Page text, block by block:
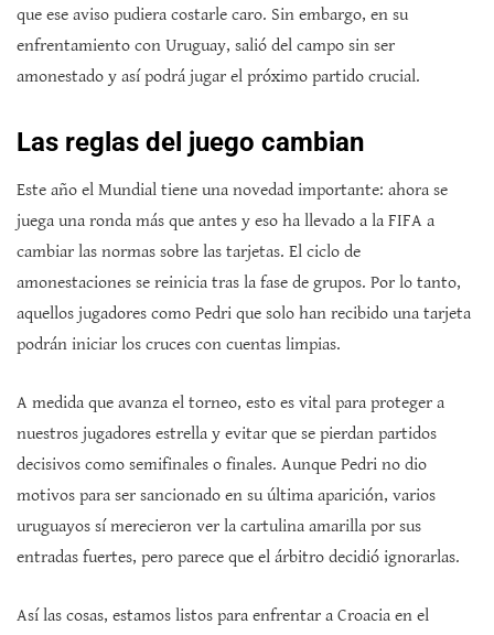
que ese aviso pudiera costarle caro. Sin embargo, en su
enfrentamiento con Uruguay, salió del campo sin ser
amonestado y así podrá jugar el próximo partido crucial.
Las reglas del juego cambian
Este año el Mundial tiene una novedad importante: ahora se
juega una ronda más que antes y eso ha llevado a la FIFA a
cambiar las normas sobre las tarjetas. El ciclo de
amonestaciones se reinicia tras la fase de grupos. Por lo tanto,
aquellos jugadores como Pedri que solo han recibido una tarjeta
podrán iniciar los cruces con cuentas limpias.
A medida que avanza el torneo, esto es vital para proteger a
nuestros jugadores estrella y evitar que se pierdan partidos
decisivos como semifinales o finales. Aunque Pedri no dio
motivos para ser sancionado en su última aparición, varios
uruguayos sí merecieron ver la cartulina amarilla por sus
entradas fuertes, pero parece que el árbitro decidió ignorarlas.
Así las cosas, estamos listos para enfrentar a Croacia en el